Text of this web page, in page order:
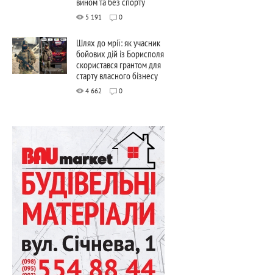
5 191 0
Шлях до мрії: як учасник
бойових дій із Борисполя
скористався грантом для
старту власного бізнесу
4 662 0